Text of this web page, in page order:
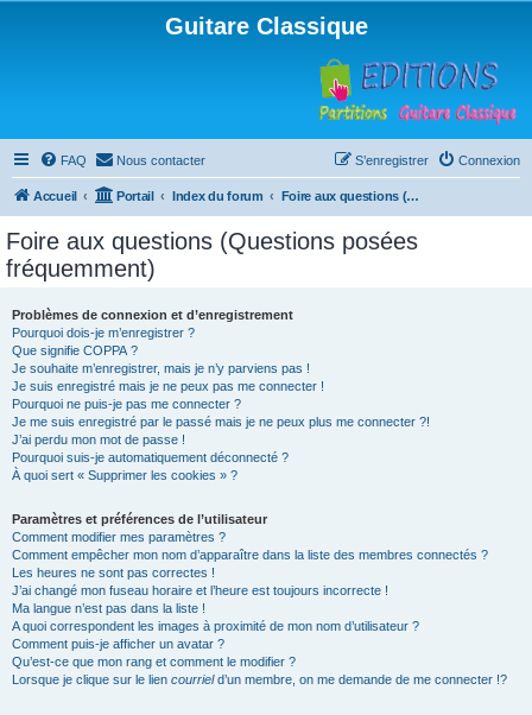
Guitare Classique
FAQ Nous contacter Connexion
S’enregistrer
Accueil Portail Index du forum Foire aux questions (Questions posées fréquemment)
Foire aux questions (Questions posées
fréquemment)
Problèmes de connexion et d’enregistrement
Pourquoi dois-je m’enregistrer ?
Que signifie COPPA ?
Je souhaite m’enregistrer, mais je n’y parviens pas !
Je suis enregistré mais je ne peux pas me connecter !
Pourquoi ne puis-je pas me connecter ?
Je me suis enregistré par le passé mais je ne peux plus me connecter ?!
J’ai perdu mon mot de passe !
Pourquoi suis-je automatiquement déconnecté ?
À quoi sert « Supprimer les cookies » ?
Paramètres et préférences de l’utilisateur
Comment modifier mes paramètres ?
Comment empêcher mon nom d’apparaître dans la liste des membres connectés ?
Les heures ne sont pas correctes !
J’ai changé mon fuseau horaire et l’heure est toujours incorrecte !
Ma langue n’est pas dans la liste !
A quoi correspondent les images à proximité de mon nom d’utilisateur ?
Comment puis-je afficher un avatar ?
Qu’est-ce que mon rang et comment le modifier ?
Lorsque je clique sur le lien courrield’un membre, on me demande de me connecter !?